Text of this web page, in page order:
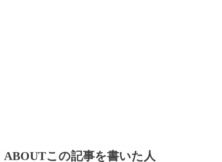
ABOUTこの記事を書いた人